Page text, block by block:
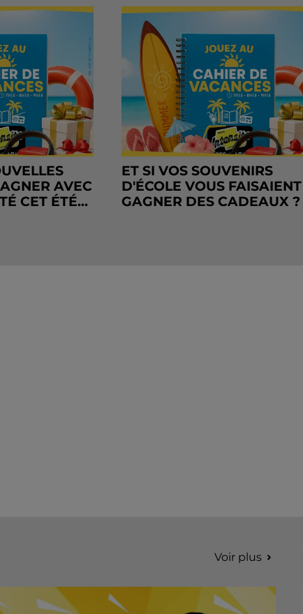
AVEC
CET ÉTÉ...
ET SI VOS SOUVENIRS
D'ÉCOLE VOUS FAISAIENT
GAGNER DES CADEAUX ?
Voir plus